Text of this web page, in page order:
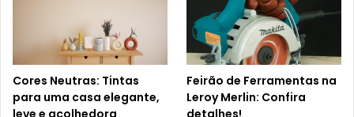
Cores Neutras: Tintas
para uma casa elegante,
Feirão de Ferramentas na
Leroy Merlin: Confira